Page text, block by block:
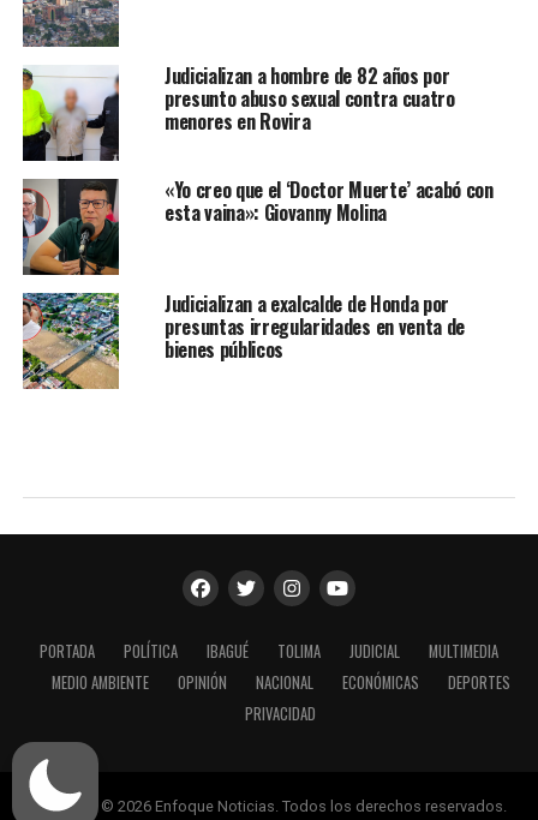
Judicializan a hombre de 82 años por
presunto abuso sexual contra cuatro
menores en Rovira
«Yo creo que el ‘Doctor Muerte’ acabó con
esta vaina»: Giovanny Molina
Judicializan a exalcalde de Honda por
presuntas irregularidades en venta de
bienes públicos
PORTADA POLÍTICA IBAGUÉ TOLIMA JUDICIAL
MULTIMEDIA
MEDIO AMBIENTE
OPINIÓN NACIONAL ECONÓMICAS
DEPORTES
PRIVACIDAD
Copyright © 2026 Enfoque Noticias. Todos los derechos reservados.